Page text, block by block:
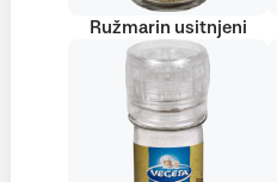
Ružmarin usitnjeni